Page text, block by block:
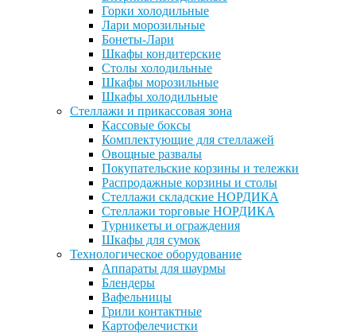
Горки холодильные
Лари морозильные
Бонеты-Лари
Шкафы кондитерские
Столы холодильные
Шкафы морозильные
Шкафы холодильные
Стеллажи и прикассовая зона
Кассовые боксы
Комплектующие для стеллажей
Овощные развалы
Покупательские корзины и тележки
Распродажные корзины и столы
Стеллажи складские НОРДИКА
Стеллажи торговые НОРДИКА
Турникеты и ограждения
Шкафы для сумок
Технологическое оборудование
Аппараты для шаурмы
Блендеры
Вафельницы
Грили контактные
Картофелечистки